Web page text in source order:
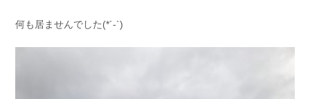
何も居ませんでした(*´-`)